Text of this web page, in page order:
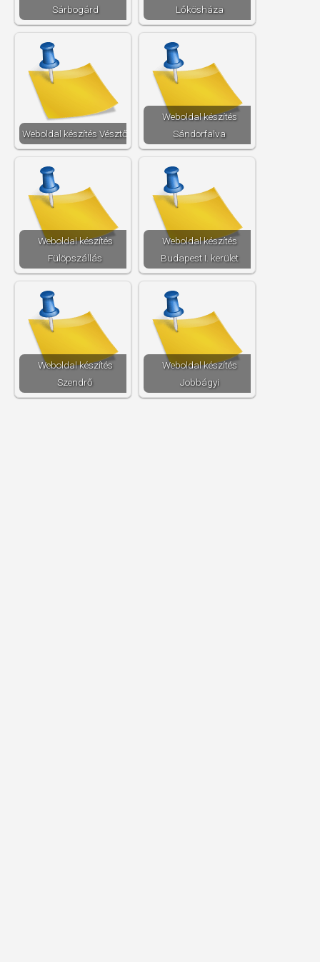
Sárbogárd
Lőkösháza
Weboldal készítés​ Vésztő
Weboldal készítés​
Sándorfalva
Weboldal készítés​
Fülöpszállás
Weboldal készítés​
Budapest I. kerület
Weboldal készítés​
Szendrő
Weboldal készítés​
Jobbágyi